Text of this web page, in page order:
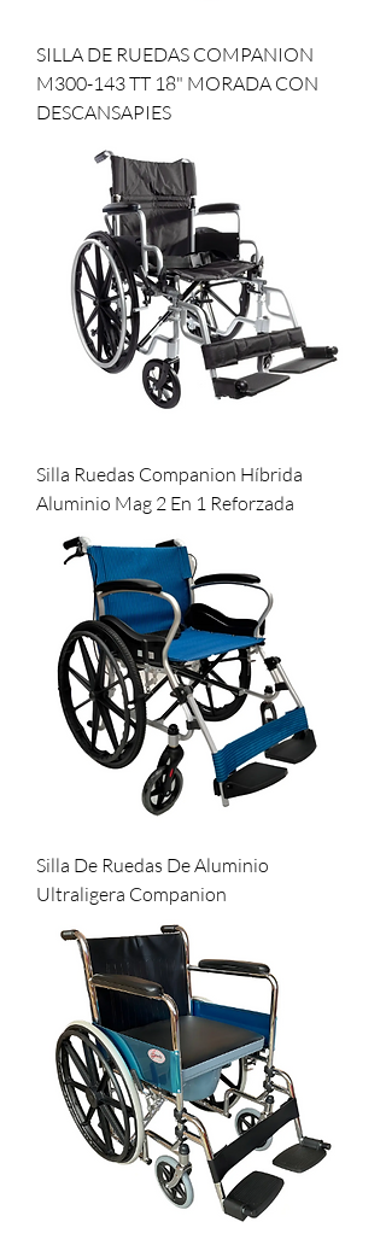
SILLA DE RUEDAS COMPANION
M300-143 TT 18" MORADA CON
DESCANSAPIES
Silla Ruedas Companion Híbrida
Aluminio Mag 2 En 1 Reforzada
Silla De Ruedas De Aluminio
Ultraligera Companion